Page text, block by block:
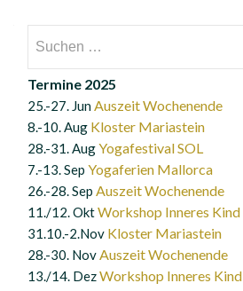
nach:
Termine 2025
25.-27. JunAuszeit Wochenende
8.-10. Aug Kloster Mariastein
28.-31. AugYogafestival SOL
7.-13. Sep Yogaferien Mallorca
26.-28. Sep Auszeit Wochenende
11./12. OktWorkshop Inneres Kind
31.10.-2.Nov Kloster Mariastein
28.-30. NovAuszeit Wochenende
13./14. DezWorkshop Inneres Kind